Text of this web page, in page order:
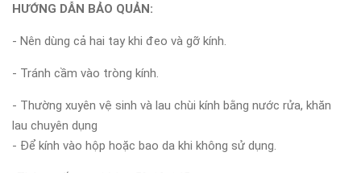
HƯỚNG DẪN BẢO QUẢN:
- Nên dùng cả hai tay khi đeo và gỡ kính.
- Tránh cầm vào tròng kính.
- Thường xuyên vệ sinh và lau chùi kính bằng nước rửa, khăn
lau chuyên dụng
- Để kính vào hộp hoặc bao da khi không sử dụng.